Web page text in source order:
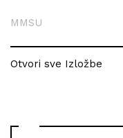
MMSU
Otvori sve Izložbe